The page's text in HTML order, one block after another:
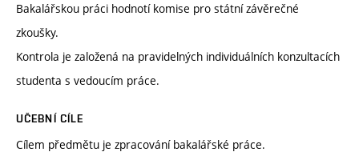
Bakalářskou práci hodnotí komise pro státní závěrečné
zkoušky.
Kontrola je založená na pravidelných individuálních konzultacích
studenta s vedoucím práce.
UČEBNÍ CÍLE
Cílem předmětu je zpracování bakalářské práce.